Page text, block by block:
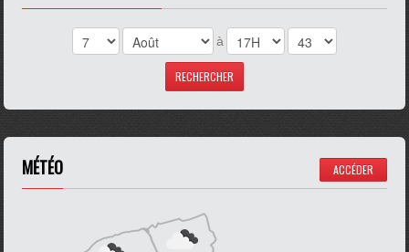
à
MÉTÉO ACCÉDER